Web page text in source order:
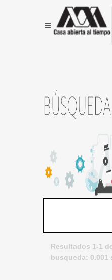
Resultados 1-1
busqueda: 0.001